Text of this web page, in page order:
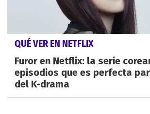
QUÉ VER EN NETFLIX
Furor en Netflix: la serie
episodios que es perfecta
del K-drama